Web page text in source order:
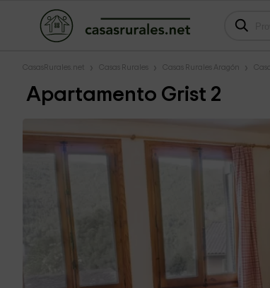
CasasRurales.net Casas Rurales Casas Rurales Aragón
Apartamento Grist 2